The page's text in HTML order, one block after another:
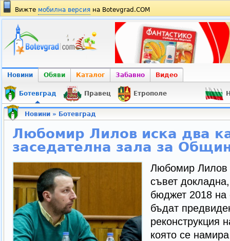
Вижте мобилна версия на Botevgrad.COM
Новини Обяви Каталог Забавно Видео
Ботевград Правец Етрополе
Новини» Ботевград
Любомир Лилов иска два
заседателна зала за
Любомир Лилов
съвет
бюджет 2018 на
бъдат
реконструкция
която се